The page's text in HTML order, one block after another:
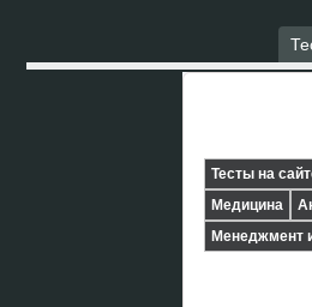
Тесты на
Медицина
Менеджмент